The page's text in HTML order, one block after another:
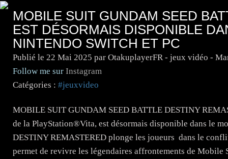
MOBILE SUIT GUNDAM SEED
EST DÉSORMAIS DISPONIBLE
NINTENDO SWITCH ET PC
Publié le 22 Mai 2025 par OtakuplayerFR - jeux vidéo -
Follow me sur Instagram
Catégories : #jeuxvideo
MOBILE SUIT GUNDAM SEED BATTLE DESTINY
de la PlayStation®Vita, est désormais disponible dans le
DESTINY REMASTERED plonge les joueurs dans le
permet de revivre les légendaires affrontements de Mobile